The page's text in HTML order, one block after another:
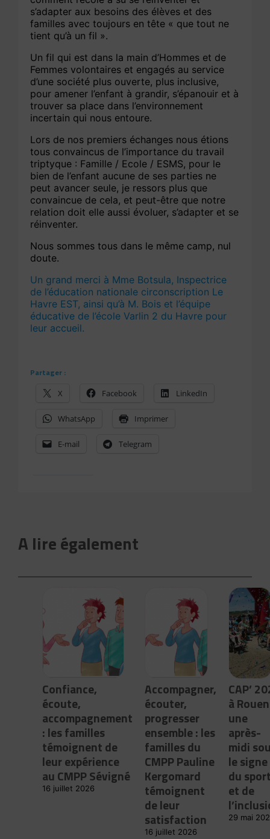
s’adapter aux besoins des élèves et des
familles avec toujours en tête « que tout ne
tient qu’à un fil ».
Un fil qui est dans la main d’Hommes et de
Femmes volontaires et engagés au service
d’une société plus ouverte, plus inclusive,
pour amener l’enfant à grandir, s’épanouir et à
trouver sa place dans l’environnement
incertain qui nous entoure.
Lors de nos premiers échanges nous étions
tous convaincus de l’importance du travail
triptyque : Famille / Ecole / ESMS, pour le
bien de l’enfant aucune de ses parties ne
peut avancer seule, je ressors plus que
convaincue de cela, et peut-être que notre
relation doit elle aussi évoluer, s’adapter et se
réinventer.
Nous sommes tous dans le même camp, nul
doute.
Un grand merci à Mme Botsula, Inspectrice
de l’éducation nationale circonscription Le
Havre EST, ainsi qu’à M. Bois et l’équipe
éducative de l’école Varlin 2 du Havre pour
leur accueil.
Partager :
X Facebook LinkedIn
WhatsApp Imprimer
E-mail Telegram
A lire également
Confiance,
écoute,
accompagnement
: les familles
témoignent de
leur expérience
au CMPP Sévigné
16 juillet 2026
Accompagner,
écouter,
progresser
ensemble : les
familles du
CMPP Pauline
Kergomard
témoignent
de leur
satisfaction
16 juillet 2026
CAP’
à
une
après-
midi
le signe
du
et de
29 mai